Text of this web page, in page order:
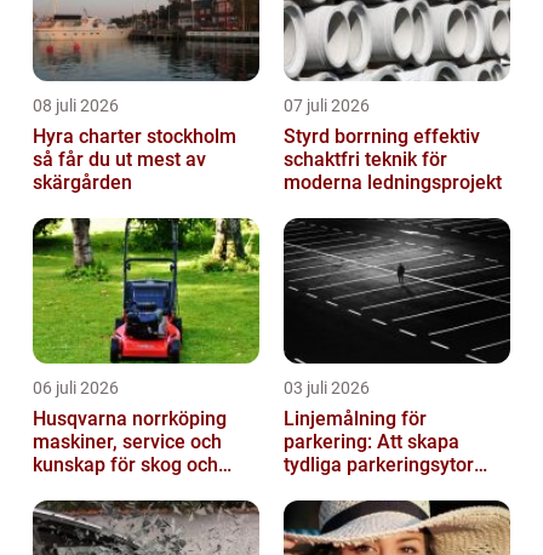
08 juli 2026
Hyra charter stockholm
så får du ut mest av
skärgården
07 juli 2026
Styrd borrning effektiv
schaktfri teknik för
moderna ledningsprojekt
06 juli 2026
Husqvarna norrköping
maskiner, service och
kunskap för skog och
03 juli 2026
Linjemålning för
parkering: Att skapa
tydliga parkeringsytor
parkeringslinjer